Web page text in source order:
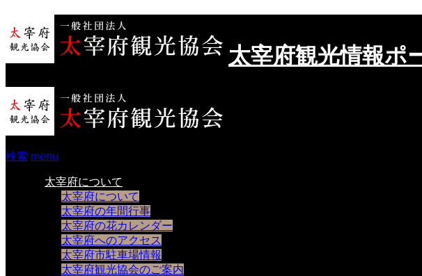
太宰府観光情報ポ
検索 menu
太宰府について
太宰府について
太宰府の年間行事
太宰府の花カレンダー
太宰府へのアクセス
太宰府市駐車場情報
太宰府観光協会のご案内